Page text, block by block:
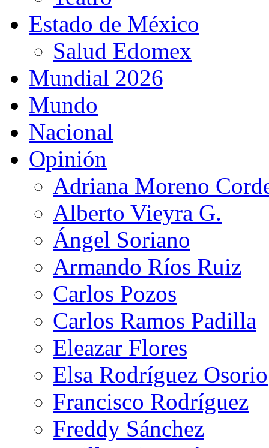
Estado de México
Salud Edomex
Mundial 2026
Mundo
Nacional
Opinión
Adriana Moreno
Alberto Vieyra G.
Ángel Soriano
Armando Ríos Ruiz
Carlos Pozos
Carlos Ramos Padilla
Eleazar Flores
Elsa Rodríguez Osorio
Francisco Rodríguez
Freddy Sánchez